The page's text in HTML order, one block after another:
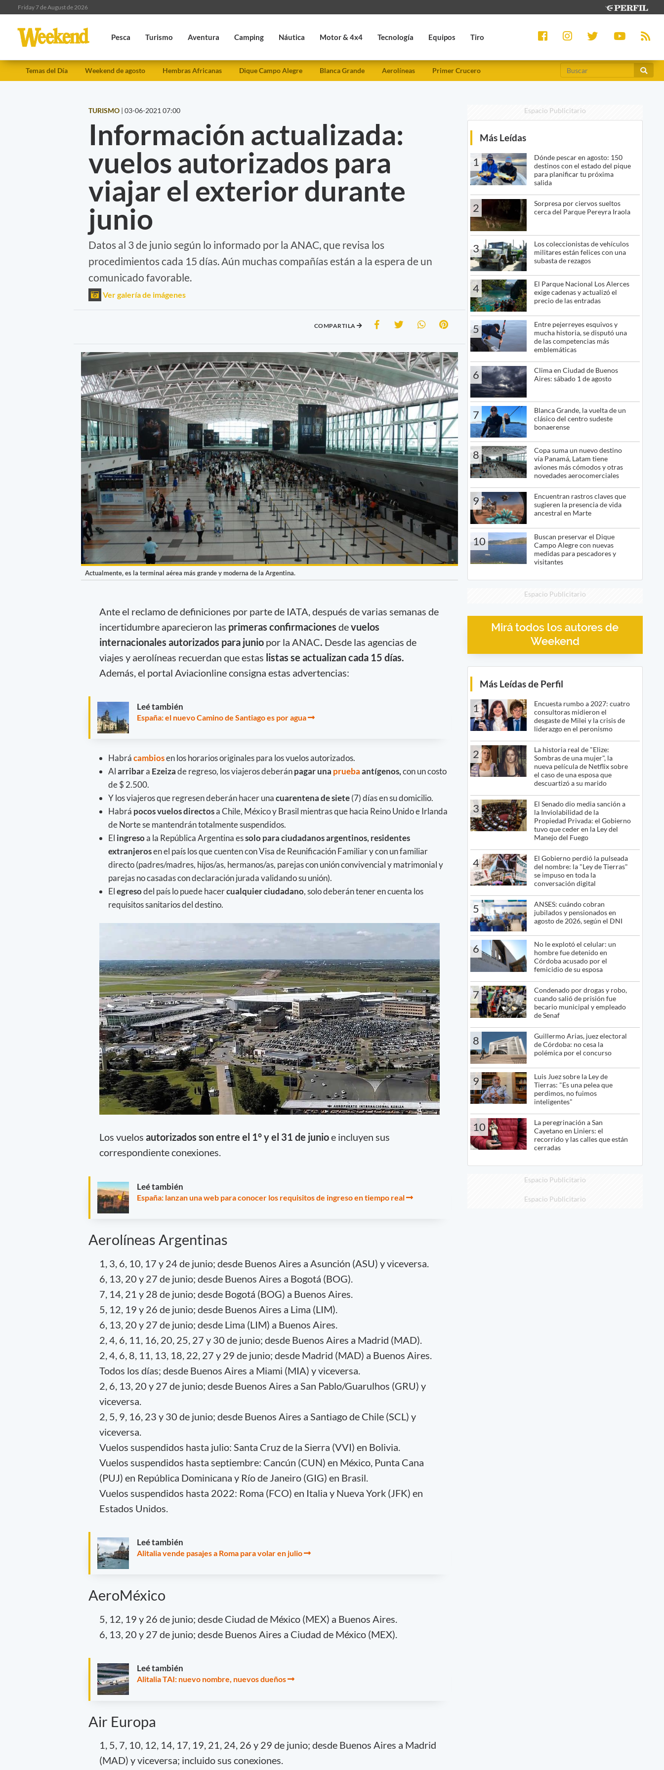
Friday 7 de August de 2026
Pesca Turismo Aventura Camping Náutica Motor & 4x4 Tecnología Equipos Tiro
Temas del Día Weekend de agosto Hembras Africanas Dique Campo Alegre Blanca Grande Aerolíneas Primer Crucero
TURISMO | 03-06-2021 07:00
Información actualizada:
vuelos autorizados para
viajar el exterior durante
junio
Datos al 3 de junio según lo informado por la ANAC, que revisa los
procedimientos cada 15 días. Aún muchas compañías están a la espera de un
comunicado favorable.
Ver galería de imágenes
COMPARTILA
Actualmente, es la terminal aérea más grande y moderna de la Argentina.
Ante el reclamo de definiciones por parte de IATA, después de varias semanas de
incertidumbre aparecieron las primeras confirmaciones devuelos
internacionales autorizados para junio por la ANAC. Desde las agencias de
viajes y aerolíneas recuerdan que estas listas se actualizan cada 15 días.
Además, el portal Aviacionline consigna estas advertencias:
Leé también
España: el nuevo Camino de Santiago es por agua
Habrácambiosen los horarios originales para los vuelos autorizados.
Alarribara Ezeizade regreso, los viajeros deberánpagar una pruebaantígenos,con un costo
de $ 2.500.
Y los viajeros que regresen deberán hacer unacuarentena de siete(7) días en su domicilio.
Habrá pocos vuelos directosa Chile, México y Brasil mientras que hacia Reino Unido e Irlanda
de Norte se mantendrán totalmente suspendidos.
El ingresoa la República Argentina essolo para ciudadanos argentinos, residentes
extranjerosen el país los que cuenten con Visa de Reunificación Familiar y con un familiar
directo (padres/madres, hijos/as, hermanos/as, parejas con unión convivencial y matrimonial y
parejas no casadas con declaración jurada validando su unión).
Elegresodel país lo puede hacercualquier ciudadano, solo deberán tener en cuenta los
requisitos sanitarios del destino.
Los vuelos autorizados son entre el 1° y el 31 de junioe incluyen sus
correspondiente conexiones.
Leé también
España: lanzan una web para conocer los requisitos de ingreso en tiempo real
Aerolíneas Argentinas
1, 3, 6, 10, 17 y 24 de junio; desde Buenos Aires a Asunción (ASU) y viceversa.
6, 13, 20 y 27 de junio; desde Buenos Aires a Bogotá (BOG).
7, 14, 21 y 28 de junio; desde Bogotá (BOG) a Buenos Aires.
5, 12, 19 y 26 de junio; desde Buenos Aires a Lima (LIM).
6, 13, 20 y 27 de junio; desde Lima (LIM) a Buenos Aires.
2, 4, 6, 11, 16, 20, 25, 27 y 30 de junio; desde Buenos Aires a Madrid (MAD).
2, 4, 6, 8, 11, 13, 18, 22, 27 y 29 de junio; desde Madrid (MAD) a Buenos Aires.
Todos los días; desde Buenos Aires a Miami (MIA) y viceversa.
2, 6, 13, 20 y 27 de junio; desde Buenos Aires a San Pablo/Guarulhos (GRU) y
viceversa.
2, 5, 9, 16, 23 y 30 de junio; desde Buenos Aires a Santiago de Chile (SCL) y
viceversa.
Vuelos suspendidos hasta julio: Santa Cruz de la Sierra (VVI) en Bolivia.
Vuelos suspendidos hasta septiembre: Cancún (CUN) en México, Punta Cana
(PUJ) en República Dominicana y Río de Janeiro (GIG) en Brasil.
Vuelos suspendidos hasta 2022: Roma (FCO) en Italia y Nueva York (JFK) en
Estados Unidos.
Leé también
Alitalia vende pasajes a Roma para volar en julio
AeroMéxico
5, 12, 19 y 26 de junio; desde Ciudad de México (MEX) a Buenos Aires.
6, 13, 20 y 27 de junio; desde Buenos Aires a Ciudad de México (MEX).
Leé también
Alitalia TAI: nuevo nombre, nuevos dueños
Air Europa
1, 5, 7, 10, 12, 14, 17, 19, 21, 24, 26 y 29 de junio; desde Buenos Aires a Madrid
(MAD) y viceversa; incluido sus conexiones.
Espacio Publicitario
Más Leídas
1
Dónde pescar en agosto: 150
destinos con el estado del pique
para planificar tu próxima
salida
2
Sorpresa por ciervos sueltos
cerca del Parque Pereyra Iraola
3
Los coleccionistas de vehículos
militares están felices con una
subasta de rezagos
4
El Parque Nacional Los Alerces
exige cadenas y actualizó el
precio de las entradas
5
Entre pejerreyes esquivos y
mucha historia, se disputó una
de las competencias más
emblemáticas
6
Clima en Ciudad de Buenos
Aires: sábado 1 de agosto
7
Blanca Grande, la vuelta de un
clásico del centro sudeste
bonaerense
8
Copa suma un nuevo destino
vía Panamá, Latam tiene
aviones más cómodos y otras
novedades aerocomerciales
9
Encuentran rastros claves que
sugieren la presencia de vida
ancestral en Marte
10
Buscan preservar el Dique
Campo Alegre con nuevas
medidas para pescadores y
visitantes
Espacio Publicitario
Mirá todos los autores de
Weekend
Más Leídas de Perfil
1
Encuesta rumbo a 2027: cuatro
consultoras midieron el
desgaste de Milei y la crisis de
liderazgo en el peronismo
2
La historia real de "Elize:
Sombras de una mujer", la
nueva película de Netflix sobre
el caso de una esposa que
descuartizó a su marido
3
El Senado dio media sanción a
la Inviolabilidad de la
Propiedad Privada: el Gobierno
tuvo que ceder en la Ley del
Manejo del Fuego
4
El Gobierno perdió la pulseada
del nombre: la "Ley de Tierras"
se impuso en toda la
conversación digital
5
ANSES: cuándo cobran
jubilados y pensionados en
agosto de 2026, según el DNI
6
No le explotó el celular: un
hombre fue detenido en
Córdoba acusado por el
femicidio de su esposa
7
Condenado por drogas y robo,
cuando salió de prisión fue
becario municipal y empleado
de Senaf
8
Guillermo Arias, juez electoral
de Córdoba: no cesa la
polémica por el concurso
9
Luis Juez sobre la Ley de
Tierras: "Es una pelea que
perdimos, no fuimos
inteligentes"
10
La peregrinación a San
Cayetano en Liniers: el
recorrido y las calles que están
cerradas
Espacio Publicitario
Espacio Publicitario